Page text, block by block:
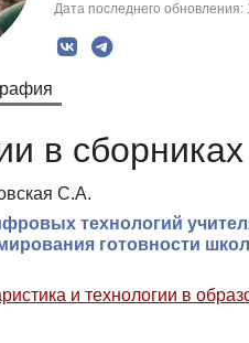
Дата последнего обновления:
в
С.А.
технологий
готовности
и технологии в